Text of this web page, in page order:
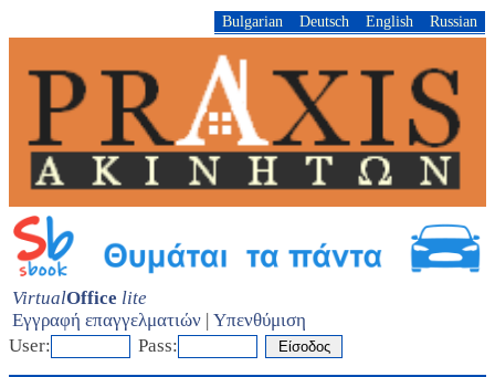
Bulgarian Deutsch English Russian
VirtualOffice lite
Εγγραφή επαγγελματιών | Υπενθύμιση
User:
Pass: